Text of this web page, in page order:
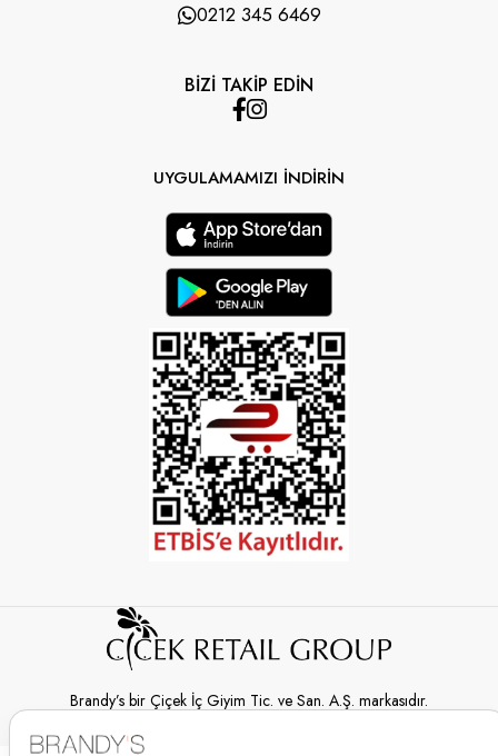
0212 345 6469
BİZİ TAKİP EDİN
UYGULAMAMIZI İNDİRİN
Brandy’s bir Çiçek İç Giyim Tic. ve San. A.Ş. markasıdır.
© 2026 Brandy’s | Her hakkı saklıdır.